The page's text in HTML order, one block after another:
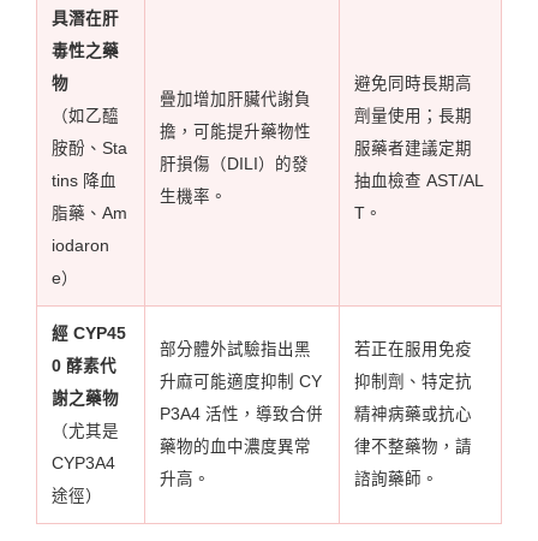
具潛在肝
毒性之藥
物
（如乙醯
胺酚、Sta
tins 降血
脂藥、Am
iodaron
e）
疊加增加肝臟代謝負
擔，可能提升藥物性
肝損傷（DILI）的發
生機率。
避免同時長期高
劑量使用；長期
服藥者建議定期
抽血檢查 AST/AL
T。
經 CYP45
0 酵素代
謝之藥物
（尤其是
CYP3A4
途徑）
部分體外試驗指出黑
升麻可能適度抑制 CY
P3A4 活性，導致合併
藥物的血中濃度異常
升高。
若正在服用免疫
抑制劑、特定抗
精神病藥或抗心
律不整藥物，請
諮詢藥師。